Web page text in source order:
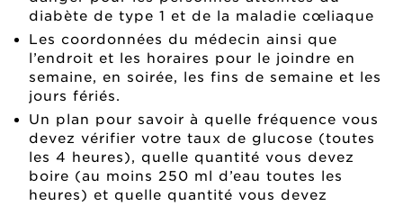
diabète de type 1 et de la maladie cœliaque
Les coordonnées du médecin ainsi que
l’endroit et les horaires pour le joindre en
semaine, en soirée, les fins de semaine et les
jours fériés.
Un plan pour savoir à quelle fréquence vous
devez vérifier votre taux de glucose (toutes
les 4 heures), quelle quantité vous devez
boire (au moins 250 ml d’eau toutes les
heures) et quelle quantité vous devez